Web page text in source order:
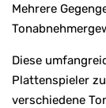
Mehrere
Diese
Plattenspieler
verschiedene